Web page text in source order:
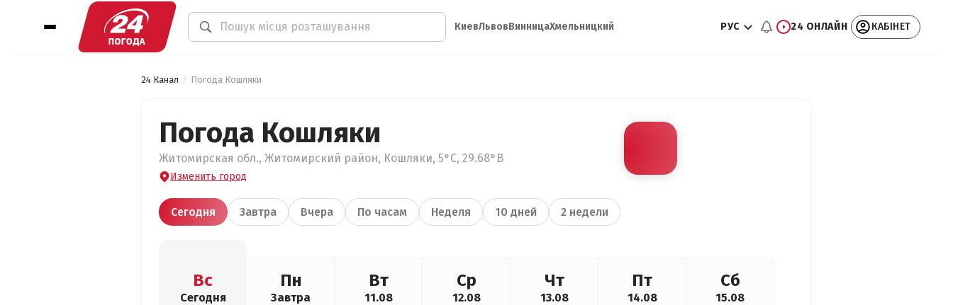
КиевЛьвовВинницаХмельницкий РУС 24 ОНЛАЙН КАБІНЕТ
24 Канал Погода Кошляки
Погода Кошляки
Житомирская обл., Житомирский район, Кошляки, 5°С, 29.68°В
Изменить город
Сегодня Завтра Вчера По часам Неделя 10 дней 2 недели
Вс
Сегодня
Пн
Завтра
Вт
11.08
Ср
12.08
Чт
13.08
Пт
14.08
Сб
15.08